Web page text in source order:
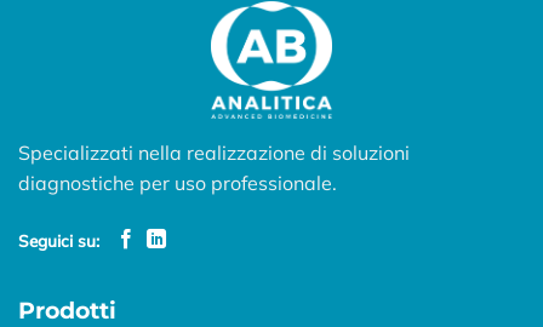
Specializzati nella realizzazione di soluzioni
diagnostiche per uso professionale.
Seguici su:
Prodotti